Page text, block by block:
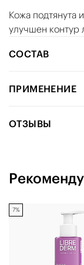
Кожа
улучшен контур
СОСТАВ
ПРИМЕНЕНИЕ
ОТЗЫВЫ
7%